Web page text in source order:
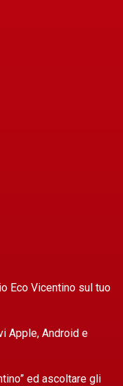
Eco Vicentino sul tuo
Apple, Android e
ed ascoltare gli